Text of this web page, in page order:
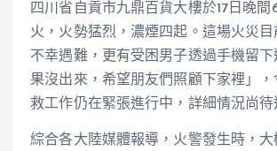
四川省自貢市九鼎百貨大樓於17日晚間
火，火勢猛烈，濃煙四起。這場火災
不幸遇難，更有受困男子透過手機留下
果沒出來，希望朋友們照顧下家裡」
救工作仍在緊張進行中，詳細情況尚待
綜合各大陸媒體報導，火警發生時，